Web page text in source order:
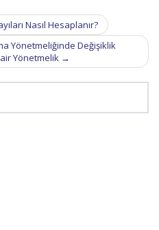
Nasıl Hesaplanır?
Yönetmeliğinde Değişiklik
Yönetmelik →